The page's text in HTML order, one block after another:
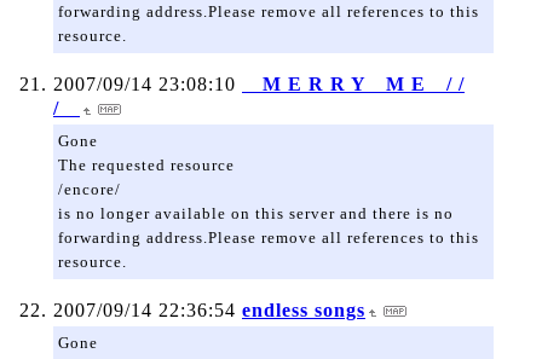
forwarding address.Please remove all references to this
resource.
2007/09/14 23:08:10
M E R R Y M E / /
/
Gone
The requested resource
/encore/
is no longer available on this server and there is no
forwarding address.Please remove all references to this
resource.
2007/09/14 22:36:54 endless songs
Gone